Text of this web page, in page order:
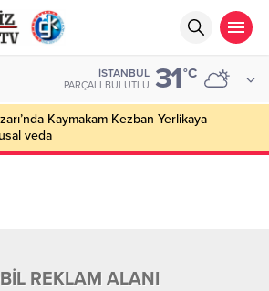
İSTANBUL
PARÇALI BULUTLU 31°C
Kaymakam Kezban Yerlikaya
veda
REKLAM ALANI